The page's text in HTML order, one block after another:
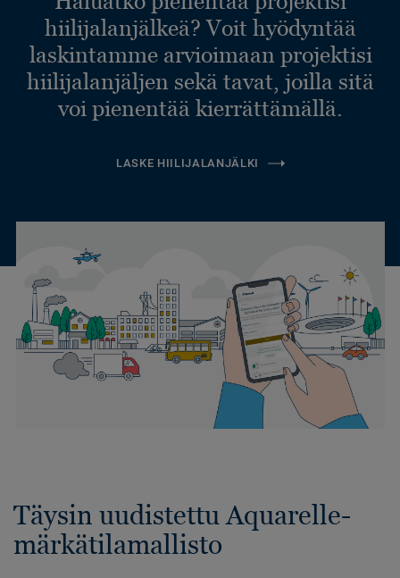
hiilijalanjälkeä? Voit hyödyntää
laskintamme arvioimaan projektisi
hiilijalanjäljen sekä tavat, joilla sitä
voi pienentää kierrättämällä.
LASKE HIILIJALANJÄLKI
Täysin uudistettu Aquarelle-
märkätilamallisto